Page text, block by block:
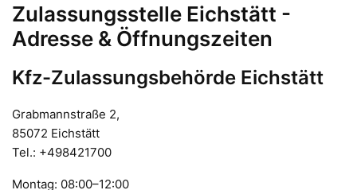
Zulassungsstelle Eichstätt -
Adresse & Öffnungszeiten
Kfz-Zulassungsbehörde Eichstätt
Grabmannstraße 2,
85072 Eichstätt
Tel.: +498421700
Montag: 08:00–12:00